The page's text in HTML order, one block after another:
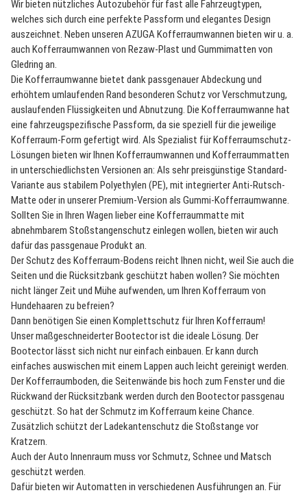
Wir bieten nützliches Autozubehör für fast alle Fahrzeugtypen,
welches sich durch eine perfekte Passform und elegantes Design
auszeichnet. Neben unseren AZUGA Kofferraumwannen bieten wir u. a.
auch Kofferraumwannen von Rezaw-Plast und Gummimatten von
Gledring an.
Die Kofferraumwanne bietet dank passgenauer Abdeckung und
erhöhtem umlaufenden Rand besonderen Schutz vor Verschmutzung,
auslaufenden Flüssigkeiten und Abnutzung. Die Kofferraumwanne hat
eine fahrzeugspezifische Passform, da sie speziell für die jeweilige
Kofferraum-Form gefertigt wird. Als Spezialist für Kofferraumschutz-
Lösungen bieten wir Ihnen Kofferraumwannen und Kofferraummatten
in unterschiedlichsten Versionen an: Als sehr preisgünstige Standard-
Variante aus stabilem Polyethylen (PE), mit integrierter Anti-Rutsch-
Matte oder in unserer Premium-Version als Gummi-Kofferraumwanne.
Sollten Sie in Ihren Wagen lieber eine Kofferraummatte mit
abnehmbarem Stoßstangenschutz einlegen wollen, bieten wir auch
dafür das passgenaue Produkt an.
Der Schutz des Kofferraum-Bodens reicht Ihnen nicht, weil Sie auch die
Seiten und die Rücksitzbank geschützt haben wollen? Sie möchten
nicht länger Zeit und Mühe aufwenden, um Ihren Kofferraum von
Hundehaaren zu befreien?
Dann benötigen Sie einen Komplettschutz für Ihren Kofferraum!
Unser maßgeschneiderter Bootector ist die ideale Lösung. Der
Bootector lässt sich nicht nur einfach einbauen. Er kann durch
einfaches auswischen mit einem Lappen auch leicht gereinigt werden.
Der Kofferraumboden, die Seitenwände bis hoch zum Fenster und die
Rückwand der Rücksitzbank werden durch den Bootector passgenau
geschützt. So hat der Schmutz im Kofferraum keine Chance.
Zusätzlich schützt der Ladekantenschutz die Stoßstange vor
Kratzern.
Auch der Auto Innenraum muss vor Schmutz, Schnee und Matsch
geschützt werden.
Dafür bieten wir Automatten in verschiedenen Ausführungen an. Für